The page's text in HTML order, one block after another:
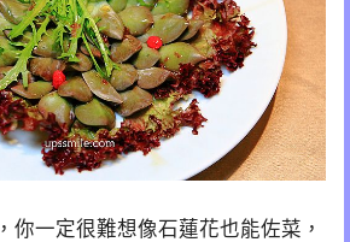
，你一定很難想像石蓮花也能佐菜，